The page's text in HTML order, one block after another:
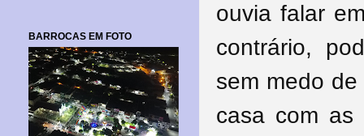
ouvia falar
contrário,
sem medo
casa com as
BARROCAS EM FOTO